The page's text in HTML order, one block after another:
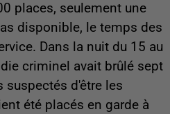
places, seulement une
disponible, le temps des
Dans la nuit du 15 au
criminel avait brûlé sept
suspectés d'être les
été placés en garde à